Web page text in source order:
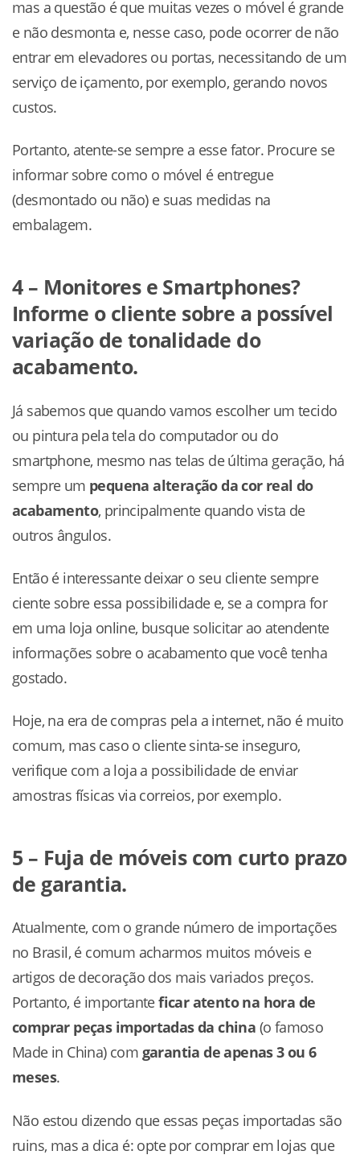
mas a questão é que muitas vezes o móvel é grande
e não desmonta e, nesse caso, pode ocorrer de não
entrar em elevadores ou portas, necessitando de um
serviço de içamento, por exemplo, gerando novos
custos.
Portanto, atente-se sempre a esse fator. Procure se
informar sobre como o móvel é entregue
(desmontado ou não) e suas medidas na
embalagem.
4 – Monitores e Smartphones?
Informe o cliente sobre a possível
variação de tonalidade do
acabamento.
Já sabemos que quando vamos escolher um tecido
ou pintura pela tela do computador ou do
smartphone, mesmo nas telas de última geração, há
sempre um pequena alteração da cor real do
acabamento, principalmente quando vista de
outros ângulos.
Então é interessante deixar o seu cliente sempre
ciente sobre essa possibilidade e, se a compra for
em uma loja online, busque solicitar ao atendente
informações sobre o acabamento que você tenha
gostado.
Hoje, na era de compras pela a internet, não é muito
comum, mas caso o cliente sinta-se inseguro,
verifique com a loja a possibilidade de enviar
amostras físicas via correios, por exemplo.
5 – Fuja de móveis com curto prazo
de garantia.
Atualmente, com o grande número de importações
no Brasil, é comum acharmos muitos móveis e
artigos de decoração dos mais variados preços.
Portanto, é importanteficar atento na hora de
comprar peças importadas da china (o famoso
Made in China) com garantia de apenas 3 ou 6
meses.
Não estou dizendo que essas peças importadas são
ruins, mas a dica é: opte por comprar em lojas que